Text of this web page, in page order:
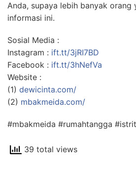
Anda, supaya lebih banyak orang
informasi ini.
Sosial Media :
Instagram : ift.tt/3jRI7BD
Facebook : ift.tt/3hNefVa
Website :
(1) dewicinta.com/
(2) mbakmeida.com/
#mbakmeida #rumahtangga
39 total views